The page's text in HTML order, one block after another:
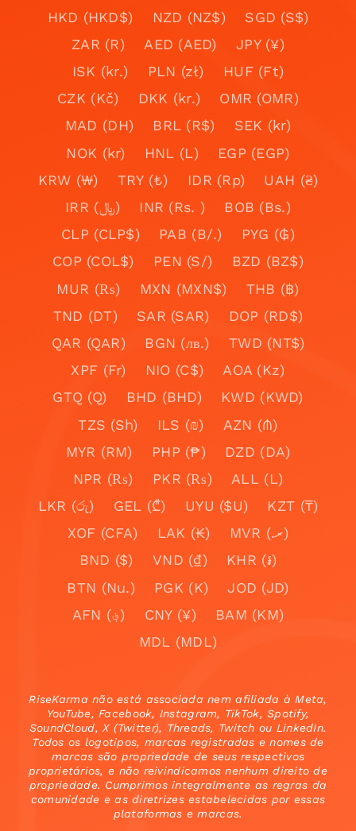
HKD (HKD$)
NZD (NZ$)
SGD (S$)
ZAR (R)
AED (AED)
JPY (¥)
ISK (kr.)
PLN (zł)
HUF (Ft)
CZK (Kč)
DKK (kr.)
OMR (OMR)
MAD (DH)
BRL (R$)
SEK (kr)
NOK (kr)
HNL (L)
EGP (EGP)
KRW (₩)
TRY (₺) IDR (Rp)
UAH (₴)
IRR (﷼)
INR (Rs. )
BOB (Bs.)
CLP (CLP$)
PAB (B/.)
PYG (₲)
COP (COL$)
PEN (S/)
BZD (BZ$)
MUR (₨)
MXN (MXN$)
THB (฿)
TND (DT)
SAR (SAR)
DOP (RD$)
QAR (QAR)
BGN (лв.)
TWD (NT$)
XPF (Fr)
NIO (C$)
AOA (Kz)
GTQ (Q)
BHD (BHD)
KWD (KWD)
TZS (Sh)
ILS (₪)
AZN (₼)
MYR (RM)
PHP (₱)
DZD (DA)
NPR (₨)
PKR (₨)
ALL (L)
LKR (රු)
GEL (₾) UYU ($U)
KZT (₸)
XOF (CFA)
LAK (₭)
MVR (.ރ)
BND ($)
VND (₫)
KHR (៛)
BTN (Nu.)
PGK (K)
JOD (JD)
AFN (؋)
CNY (¥)
BAM (KM)
MDL (MDL)
RiseKarma não está associada nem afiliada à Meta,
YouTube, Facebook, Instagram, TikTok, Spotify,
SoundCloud, X (Twitter), Threads, Twitch ou LinkedIn.
Todos os logotipos, marcas registradas e nomes de
marcas são propriedade de seus respectivos
proprietários, e não reivindicamos nenhum direito de
propriedade. Cumprimos integralmente as regras da
comunidade e as diretrizes estabelecidas por essas
plataformas e marcas.